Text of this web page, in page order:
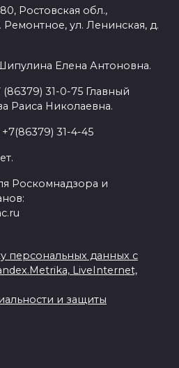
Ростовская обл.,
ул. Ленинская, д.
Елена Антоновна.
31-0-75 Главный
Раиса Николаевна.
31-4-45
Роскомнадзора и
персональных данных с
LiveInternet,
и защиты